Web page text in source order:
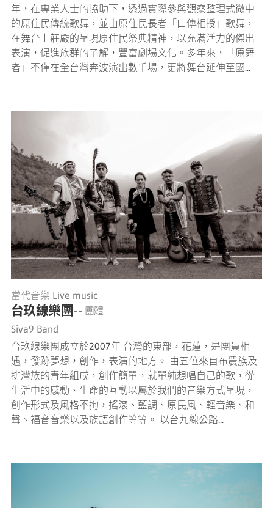
年，在專業人士的協助下，透過實際參與觀察整理式微中
的原住民傳統歌舞，並由原住民長者「口傳相授」歌舞，
在舞台上莊嚴的呈現原住民祭典精神，以充滿活力的傑出
表演，促進族群的了解，豐富劇場文化。多年來，「原舞
者」不僅在全台灣奔波演出數千場，更將舞台延伸至國...
當代音樂 Live music
台玖線樂團 -- 團體
Siva9 Band
台玖線樂團成立於2007年 台灣的東部，花蓮，是團員相
遇，發跡夢想，創作，表演的地方。 由五位來自布農族及
排灣族的青年組成，創作簡單，就單純想唱自己的歌，從
生活中的感動、生命的互動以屬於我們的音樂方式呈現，
創作形式及風格不拘，搖滾、藍調、原民風、輕音樂、和
聲、福音音樂以及族語創作等等。 以台九線公路...